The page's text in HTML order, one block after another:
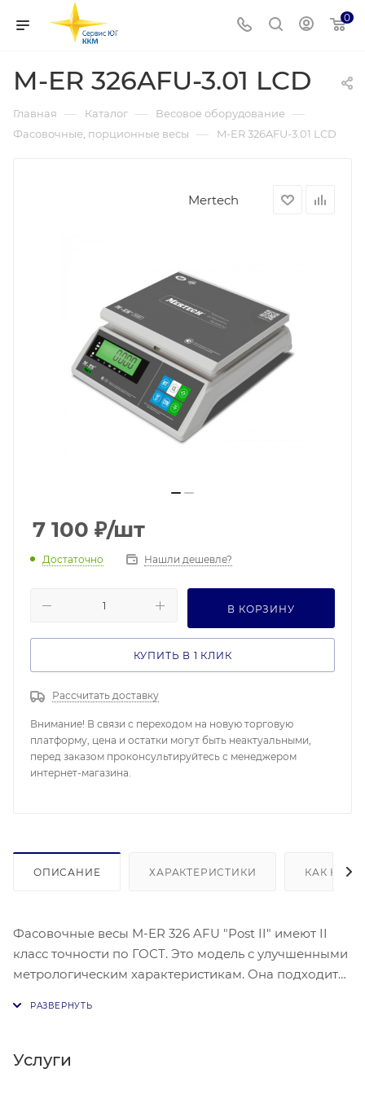
0
M-ER 326AFU-3.01 LCD
Главная — Каталог — Весовое оборудование —
Фасовочные, порционные весы — M-ER 326AFU-3.01 LCD
Mertech
7 100 ₽/шт
Достаточно Нашли дешевле?
В КОРЗИНУ
КУПИТЬ В 1 КЛИК
Рассчитать доставку
Внимание! В связи с переходом на новую торговую
платформу, цена и остатки могут быть неактуальными,
перед заказом проконсультируйтесь с менеджером
интернет-магазина.
ОПИСАНИЕ ХАРАКТЕРИСТИКИ КАК
Фасовочные весы M-ER 326 AFU "Post II" имеют II
класс точности по ГОСТ. Это модель с улучшенными
метрологическим характеристикам. Она подходит
сверхпроизводительной и надежной электронной
Услуги